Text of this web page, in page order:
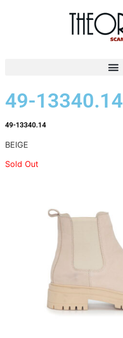
49-13340.14
49-13340.14
BEIGE
Sold Out